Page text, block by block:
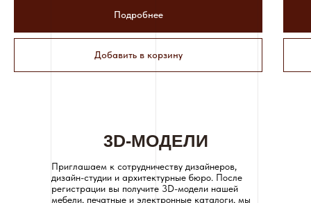
Подробнее
Добавить в корзину
3D-МОДЕЛИ
Приглашаем к сотрудничеству дизайнеров,
дизайн-студии и архитектурные бюро. После
регистрации вы получите 3D-модели нашей
мебели, печатные и электронные каталоги, мы